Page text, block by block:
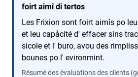
foirt aimî di tertos
Les Frixion sont foirt aimîs po
et leu capåcité d' effacer sins
sicole et l' buro, avou des
bounes po l' evironmint.
Résumé des évaluations des clients